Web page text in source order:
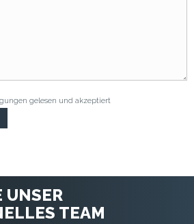
gelesen und akzeptiert
UNSER
TEAM